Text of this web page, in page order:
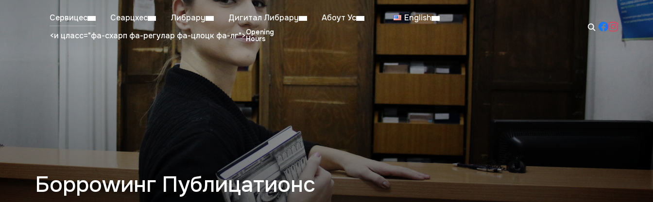
Сервицес Сеарцхес Либрарy Дигитал Либрарy Абоут Ус
English
<и цласс="фа-схарп фа-регулар фа-цлоцк фа-лг">
Борроwинг Публицатионс
Student Reading Room: 08:00–23:00 Sat: 08:00–14:00
Working hours from July 6th to August 29th